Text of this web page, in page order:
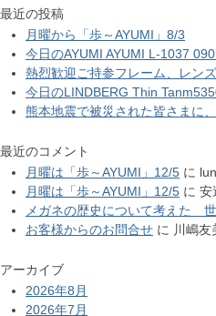
最近の投稿
月曜から「歩～AYUMI」8/3
今日のAYUMI AYUMI L-1037
熱烈歓迎ご持参フレーム、レン
今日のLINDBERG Thin
熊本地震で被災された皆さまに
最近のコメント
月曜は「歩～AYUMI」12/5 に
月曜は「歩～AYUMI」12/5 に 安
メガネの歴史について考えた
お客様からのお問合せ に 川嶋友
アーカイブ
2026年8月
2026年7月